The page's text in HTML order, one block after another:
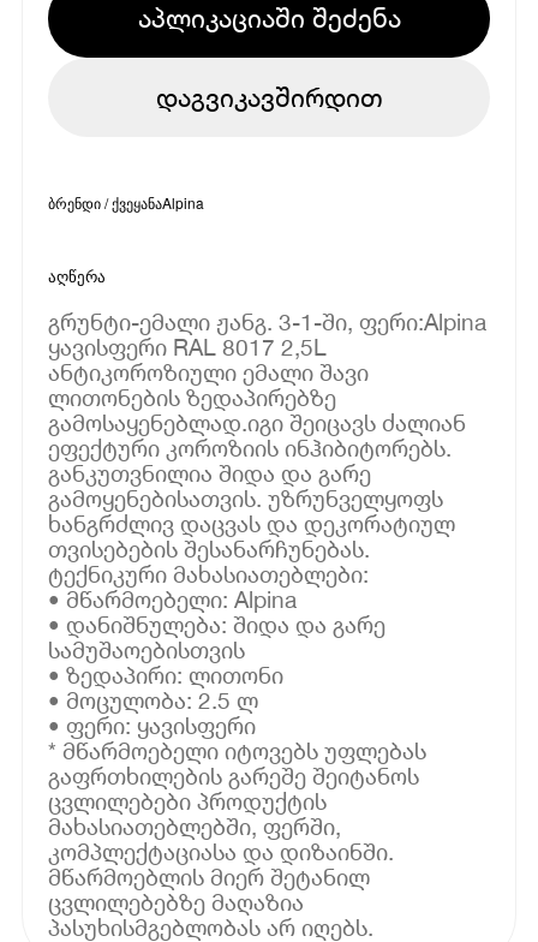
აპლიკაციაში შეძენა
დაგვიკავშირდით
ბრენდი / ქვეყანაAlpina
აღწერა
გრუნტი-ემალი ჟანგ. 3-1-ში, ფერი:Alpina
ყავისფერი RAL 8017 2,5L
ანტიკოროზიული ემალი შავი
ლითონების ზედაპირებზე
გამოსაყენებლად.იგი შეიცავს ძალიან
ეფექტური კოროზიის ინჰიბიტორებს.
განკუთვნილია შიდა და გარე
გამოყენებისათვის. უზრუნველყოფს
ხანგრძლივ დაცვას და დეკორატიულ
თვისებების შესანარჩუნებას.
ტექნიკური მახასიათებლები:
• მწარმოებელი: Alpina
• დანიშნულება: შიდა და გარე
სამუშაოებისთვის
• ზედაპირი: ლითონი
• მოცულობა: 2.5 ლ
• ფერი: ყავისფერი
* მწარმოებელი იტოვებს უფლებას
გაფრთხილების გარეშე შეიტანოს
ცვლილებები პროდუქტის
მახასიათებლებში, ფერში,
კომპლექტაციასა და დიზაინში.
მწარმოებლის მიერ შეტანილ
ცვლილებებზე მაღაზია
პასუხისმგებლობას არ იღებს.